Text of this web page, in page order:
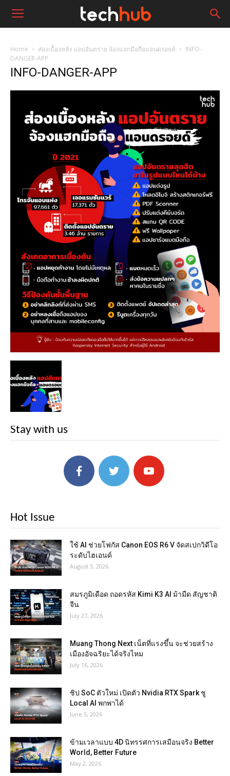
Home ส่องเบื้องหลัง แอปอันตราย จ้องแฮกมือถือแอนดรอยด์
INFO-
DANGER-APP
INFO-DANGER-APP
Stay with us
Hot Issue
ใช้ AI ช่วยโฟกัส Canon EOS R6 V จัดสเปกวิดีโอ
ระดับไฮเอนด์
August 3, 2026
สมรภูมิเดือด ถอดรหัส Kimi K3 AI ม้ามืด สัญชาติ
จีน
July 27, 2026
Muang Thong Next เน็ตที่แรงขึ้น จะช่วยสร้าง
เมืองอัจฉริยะได้จริงไหม
July 16, 2026
ชิป SoC ตัวใหม่ เปิดตัว Nvidia RTX Spark ชู
Local AI พกพาได้
June 5, 2026
ข้ามเวลาแบบ 4D นิทรรศการเสมือนจริง Better
World, Better Future
May 2, 2026